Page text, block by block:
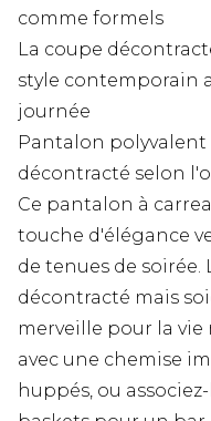
comme formels
La coupe
style contemporain
journée
Pantalon
décontracté selon
Ce pantalon à
touche d'élégance
de tenues de
décontracté mais
merveille pour la
avec une chemise
huppés, ou